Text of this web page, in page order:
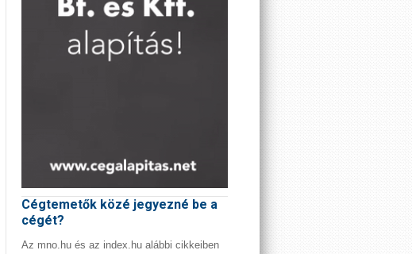
Cégtemetők közé jegyezné be a
cégét?
Az mno.hu és az index.hu alábbi cikkeiben